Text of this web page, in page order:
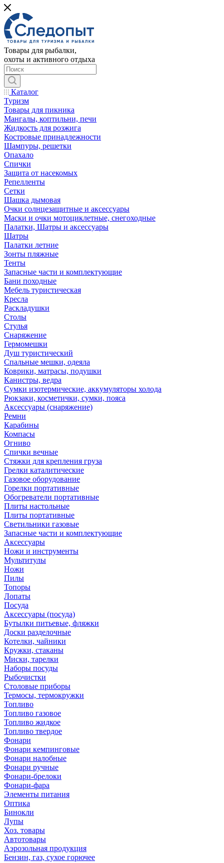
Товары для рыбалки,
охоты и активного отдыха
Каталог
Туризм
Товары для пикника
Мангалы, коптильни, печи
Жидкость для розжига
Костровые принадлежности
Шампуры, решетки
Опахало
Спички
Защита от насекомых
Репелленты
Сетки
Шашка дымовая
Очки солнцезащитные и аксессуары
Маски и очки мотоциклетные, снегоходные
Палатки, Шатры и аксессуары
Шатры
Палатки летние
Зонты пляжные
Тенты
Запасные части и комплектующие
Бани походные
Мебель туристическая
Кресла
Раскладушки
Столы
Стулья
Снаряжение
Гермомешки
Душ туристический
Спальные мешки, одеяла
Коврики, матрасы, подушки
Канистры, ведра
Сумки изотермические, аккумуляторы холода
Рюкзаки, косметички, сумки, пояса
Аксессуары (снаряжение)
Ремни
Карабины
Компасы
Огниво
Спички вечные
Стяжки для крепления груза
Грелки каталитические
Газовое оборудование
Горелки портативные
Обогреватели портативные
Плиты настольные
Плиты портативные
Светильники газовые
Запасные части и комплектующие
Аксессуары
Ножи и инструменты
Мультитулы
Ножи
Пилы
Топоры
Лопаты
Посуда
Аксессуары (посуда)
Бутылки питьевые, фляжки
Доски разделочные
Котелки, чайники
Кружки, стаканы
Миски, тарелки
Наборы посуды
Рыбочистки
Столовые приборы
Термосы, термокружки
Топливо
Топливо газовое
Топливо жидкое
Топливо твердое
Фонари
Фонари кемпинговые
Фонари налобные
Фонари ручные
Фонари-брелоки
Фонари-фара
Элементы питания
Оптика
Бинокли
Лупы
Хоз. товары
Автотовары
Аэрозольная продукция
Бензин, газ, сухое горючее